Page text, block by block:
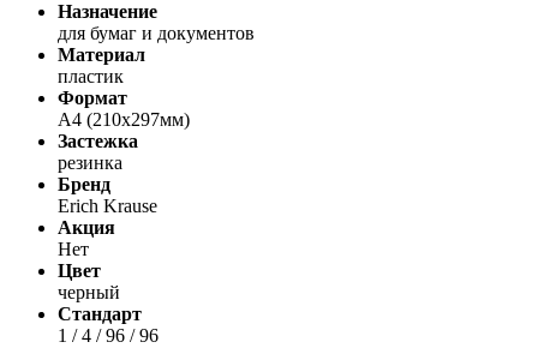
Назначение
для бумаг и документов
Материал
пластик
Формат
A4 (210x297мм)
Застежка
резинка
Бренд
Erich Krause
Акция
Нет
Цвет
черный
Стандарт
1 / 4 / 96 / 96